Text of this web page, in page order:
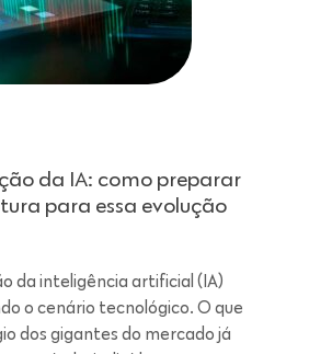
da IA: como preparar
para essa evolução
da inteligência artificial (IA)
o cenário tecnológico. O que
dos gigantes do mercado já